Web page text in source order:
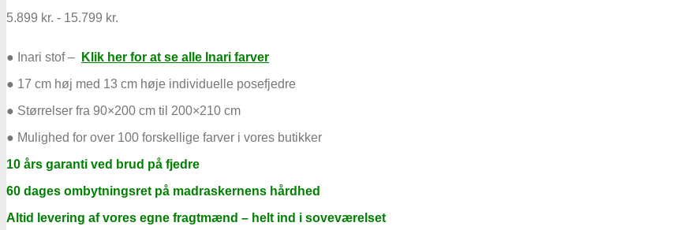
5.899 kr. - 15.799 kr.
● Inari stof –
Klik her for at se alle Inari farver
● 17 cm høj med 13 cm høje individuelle posefjedre
● Størrelser fra 90×200 cm til 200×210 cm
● Mulighed for over 100 forskellige farver i vores butikker
10 års garanti ved brud på fjedre
60 dages ombytningsret på madraskernens hårdhed
Altid levering af vores egne fragtmænd – helt ind i soveværelset